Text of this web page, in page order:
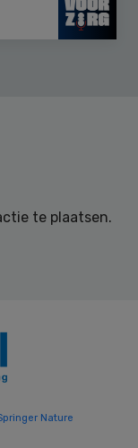
te plaatsen.
Nature